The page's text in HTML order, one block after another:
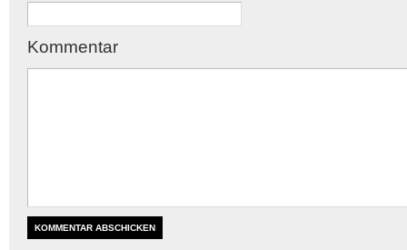
Kommentar